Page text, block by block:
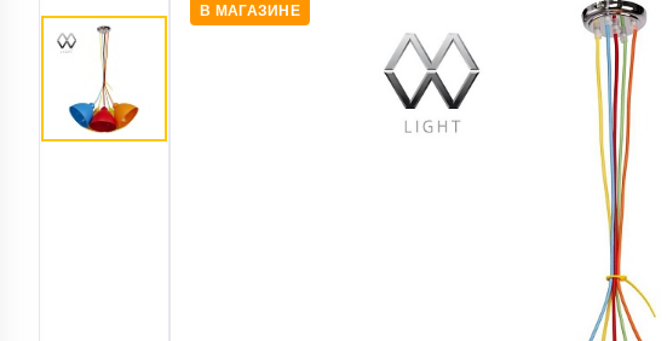
В МАГАЗИНЕ